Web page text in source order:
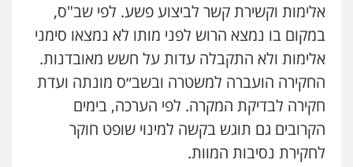
אלימות וקשירת קשר לביצוע פשע. לפי שב"ס,
במקום בו נמצא הרוש לפני מותו לא נמצאו סימני
אלימות ולא התקבלה עדות על חשש מאובדנות.
החקירה הועברה למשטרה ובשב״ס מונתה ועדת
חקירה לבדיקת המקרה. לפי הערכה, בימים
הקרובים גם תוגש בקשה למינוי שופט חוקר
לחקירת נסיבות המוות.